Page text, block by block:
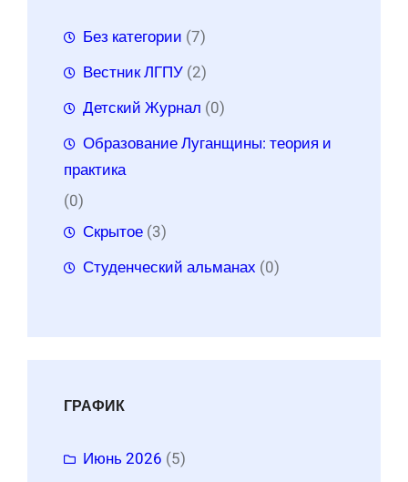
Без категории (7)
Вестник ЛГПУ (2)
Детский Журнал (0)
Образование Луганщины: теория и
практика
(0)
Скрытое (3)
Студенческий альманах (0)
ГРАФИК
Июнь 2026 (5)